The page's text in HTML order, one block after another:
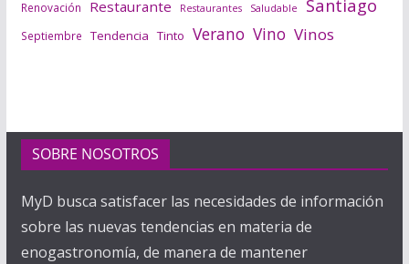
Renovación Restaurante Restaurantes Saludable Santiago
Septiembre Tendencia Tinto Verano Vino Vinos
SOBRE NOSOTROS
MyD busca satisfacer las necesidades de información
sobre las nuevas tendencias en materia de
enogastronomía, de manera de mantener